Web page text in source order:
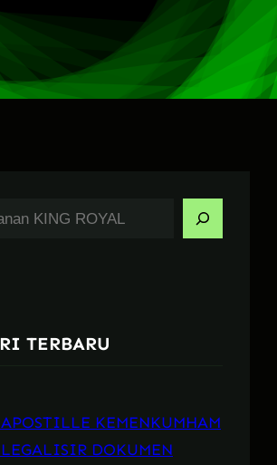
TERBARU
APOSTILLE KEMENKUMHAM
LEGALISIR DOKUMEN